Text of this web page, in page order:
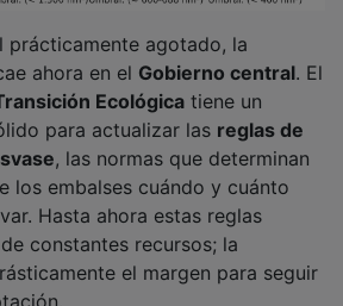
prácticamente agotado, la
ahora en el Gobierno central. El
Ecológica tiene un
para actualizar las reglas de
, las normas que determinan
los embalses cuándo y cuánto
Hasta ahora estas reglas
constantes recursos; la
el margen para seguir